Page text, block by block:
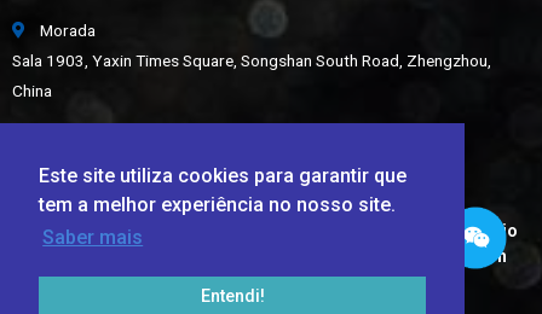
Este site utiliza cookies para garantir que
tem a melhor experiência no nosso site.
Saber mais
Entendi!
Morada
Sala 1903, Yaxin Times Square, Songshan South Road, Zhengzhou,
China
ÚLTIMAS NOTÍCIAS
Aplicação de alumina fundida branca, carboneto de silício
verde, carboneto de silício preto e esferas cerâmicas em
revestimentos resistentes ao desgaste